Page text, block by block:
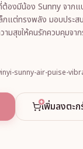
องมีน้อง Sunny จาก
กแต่ทรงพลัง มอบประส
มสุขให้คนรักควบคุมจาก
sunny-air-puise-
เพิ่มลงตะก